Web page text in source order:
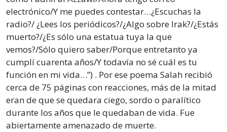
electrónico/Y me puedes contestar…¿Escuchas la
radio?/ ¿Lees los periódicos?/¿Algo sobre Irak?/¿Estás
muerto?/¿Es sólo una estatua tuya la que
vemos?/Sólo quiero saber/Porque entretanto ya
cumplí cuarenta años/Y todavía no sé cuál es tu
función en mi vida…”) . Por ese poema Salah recibió
cerca de 75 páginas con reacciones, más de la mitad
eran de que se quedara ciego, sordo o paralítico
durante los años que le quedaban de vida. Fue
abiertamente amenazado de muerte.